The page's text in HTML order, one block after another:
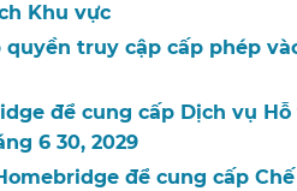
Khu vực​​
truy cập cấp phép
để cung cấp Dịch vụ
6 30, 2029​​
để cung cấp